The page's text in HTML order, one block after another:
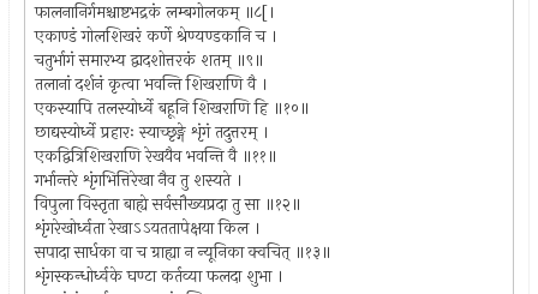
फालनानिर्गमश्चाष्टभद्रकं लम्बगोलकम् ॥८[।
एकाण्डं गोलशिखरं कर्णे श्रेण्यण्डकानि च ।
चतुर्भागं समारभ्य द्वादशोत्तरकं शतम् ॥९॥
तलानां दर्शनं कृत्वा भवन्ति शिखराणि वै ।
एकस्यापि तलस्योर्ध्वे बहूनि शिखराणि हि ॥१०॥
छाद्यस्योर्ध्वे प्रहारः स्याच्छृङ्गे शृंगं तदुत्तरम् ।
एकद्वित्रिशिखराणि रेखयैव भवन्ति वै ॥११॥
गर्भान्तरे शृंगभित्तिरेखा नैव तु शस्यते ।
विपुला विस्तृता बाह्ये सर्वसौख्यप्रदा तु सा ॥१२॥
शृंगरेखोर्ध्वता रेखाऽऽयततापेक्षया किल ।
सपादा सार्धका वा च ग्राह्या न न्यूनिका क्वचित् ॥१३॥
शृंगस्कन्धोर्ध्वके घण्टा कर्तव्या फलदा शुभा ।